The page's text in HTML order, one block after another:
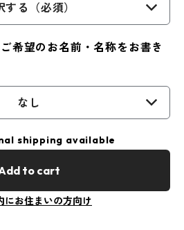
する（必須）
希望のお名前・名称をお書き
なし
shipping available
to cart
にお住まいの方向け